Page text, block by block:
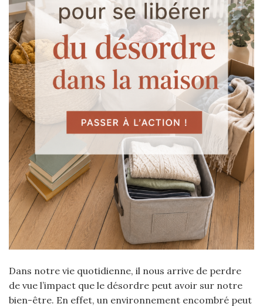
Dans notre vie quotidienne, il nous arrive de perdre
de vue l’impact que le désordre peut avoir sur notre
bien-être. En effet, un environnement encombré peut